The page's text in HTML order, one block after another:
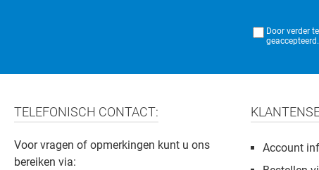
Door verder
geaccepteerd.
TELEFONISCH CONTACT:
Voor vragen of opmerkingen kunt u ons
bereiken via:
Account